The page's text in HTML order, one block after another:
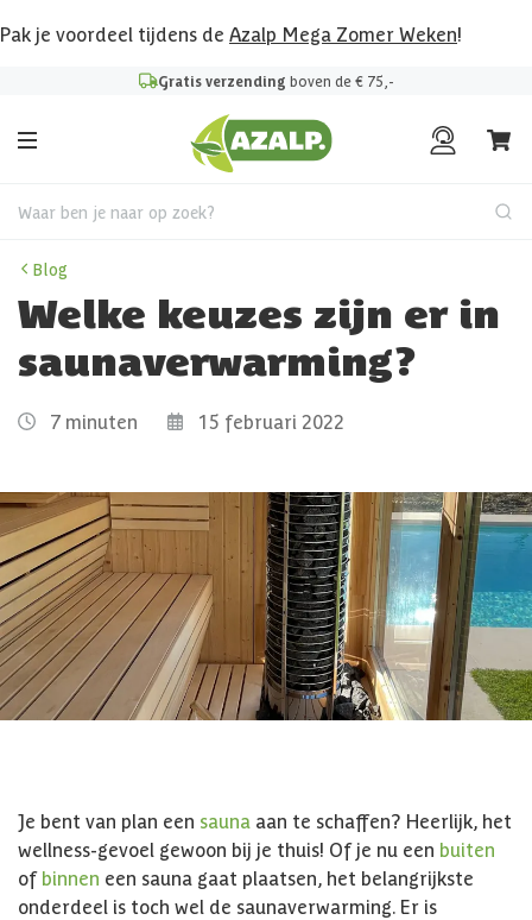
Pak je voordeel tijdens de Azalp Mega Zomer Weken!
Klantenbeoordeling8.6/10
Waar ben je naar op zoek?
Blog
Welke keuzes zijn er in
saunaverwarming?
7 minuten 15 februari 2022
Je bent van plan een sauna aan te schaffen? Heerlijk, het
wellness-gevoel gewoon bij je thuis! Of je nu een buiten
of binnen een sauna gaat plaatsen, het belangrijkste
onderdeel is toch wel de saunaverwarming. Er is